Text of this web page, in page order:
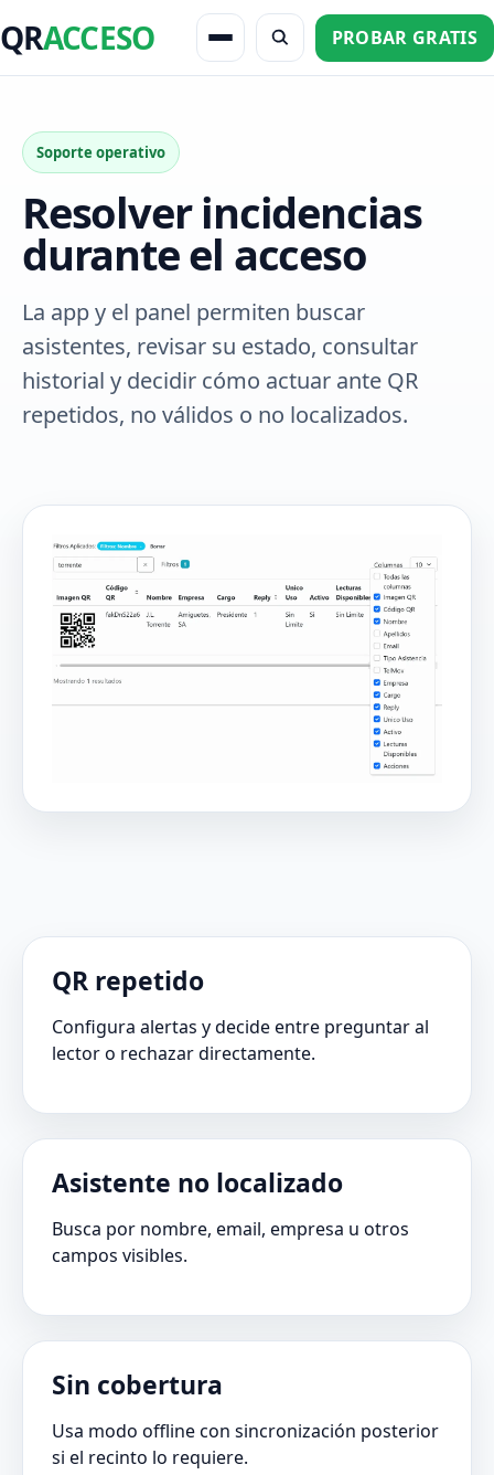
QRACCESO PROBAR GRATIS
Soporte operativo
Resolver incidencias
durante el acceso
La app y el panel permiten buscar
asistentes, revisar su estado, consultar
historial y decidir cómo actuar ante QR
repetidos, no válidos o no localizados.
QR repetido
Configura alertas y decide entre preguntar al
lector o rechazar directamente.
Asistente no localizado
Busca por nombre, email, empresa u otros
campos visibles.
Sin cobertura
Usa modo offline con sincronización posterior
si el recinto lo requiere.